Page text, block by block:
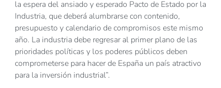
la espera del ansiado y esperado Pacto de Estado por la
Industria, que deberá alumbrarse con contenido,
presupuesto y calendario de compromisos este mismo
año. La industria debe regresar al primer plano de las
prioridades políticas y los poderes públicos deben
comprometerse para hacer de España un país atractivo
para la inversión industrial”.